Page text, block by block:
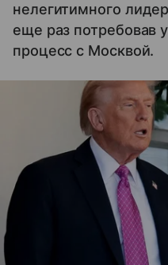
нелегитимного
еще раз потребовав
процесс с Москвой.